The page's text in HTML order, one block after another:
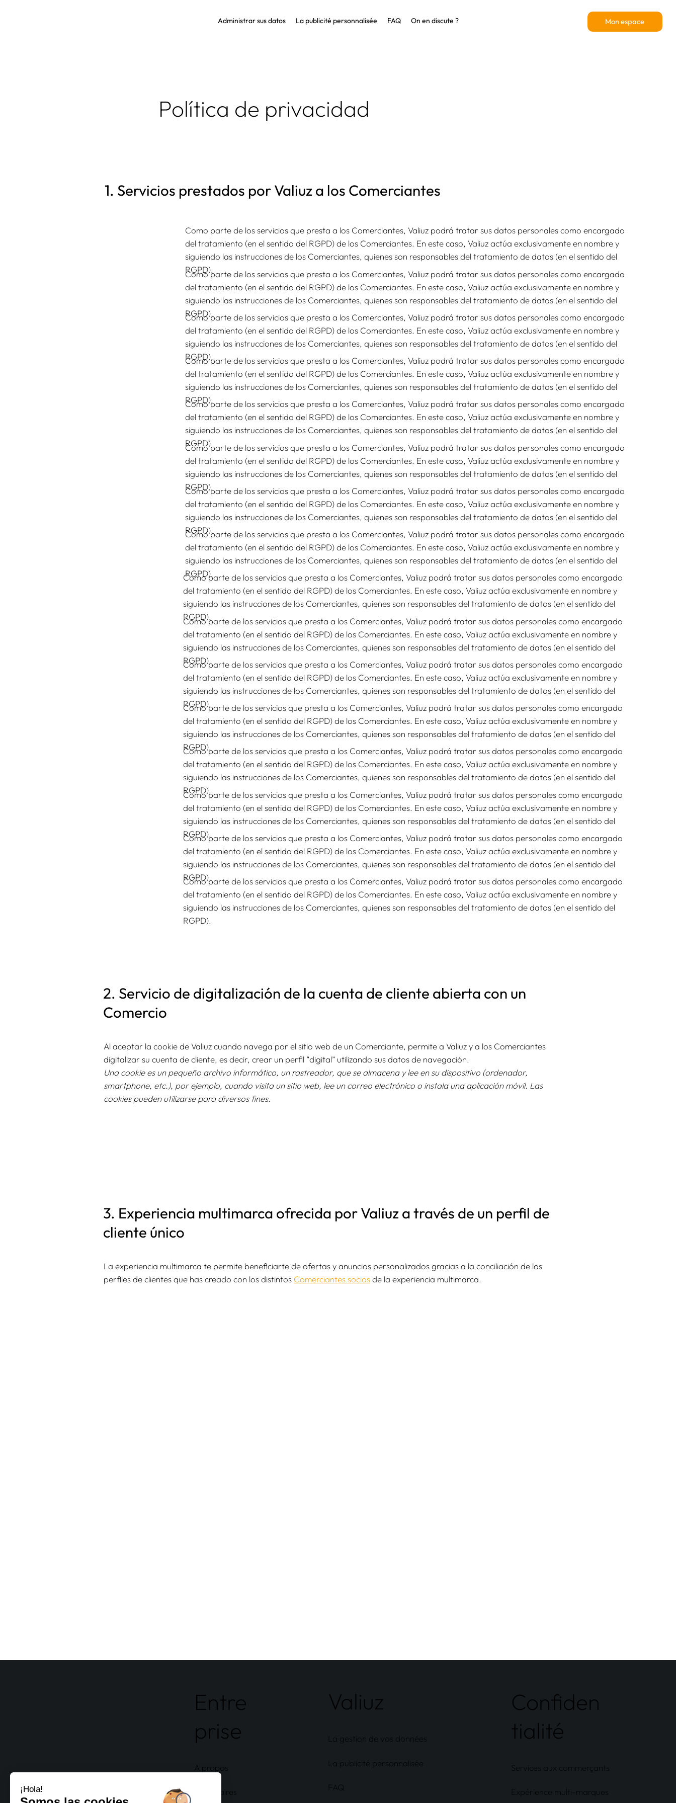
Administrar sus datos La publicité personnalisée FAQ On en discute ? Mon espace
Política de privacidad
1. Servicios prestados por Valiuz a los Comerciantes
Como parte de los servicios que presta a los Comerciantes, Valiuz podrá tratar sus datos personales como encargado
del tratamiento (en el sentido del RGPD) de los Comerciantes. En este caso, Valiuz actúa exclusivamente en nombre y
siguiendo las instrucciones de los Comerciantes, quienes son responsables del tratamiento de datos (en el sentido del
RGPD).
Como parte de los servicios que presta a los Comerciantes, Valiuz podrá tratar sus datos personales como encargado
del tratamiento (en el sentido del RGPD) de los Comerciantes. En este caso, Valiuz actúa exclusivamente en nombre y
siguiendo las instrucciones de los Comerciantes, quienes son responsables del tratamiento de datos (en el sentido del
RGPD).
Como parte de los servicios que presta a los Comerciantes, Valiuz podrá tratar sus datos personales como encargado
del tratamiento (en el sentido del RGPD) de los Comerciantes. En este caso, Valiuz actúa exclusivamente en nombre y
siguiendo las instrucciones de los Comerciantes, quienes son responsables del tratamiento de datos (en el sentido del
RGPD).
Como parte de los servicios que presta a los Comerciantes, Valiuz podrá tratar sus datos personales como encargado
del tratamiento (en el sentido del RGPD) de los Comerciantes. En este caso, Valiuz actúa exclusivamente en nombre y
siguiendo las instrucciones de los Comerciantes, quienes son responsables del tratamiento de datos (en el sentido del
RGPD).
Como parte de los servicios que presta a los Comerciantes, Valiuz podrá tratar sus datos personales como encargado
del tratamiento (en el sentido del RGPD) de los Comerciantes. En este caso, Valiuz actúa exclusivamente en nombre y
siguiendo las instrucciones de los Comerciantes, quienes son responsables del tratamiento de datos (en el sentido del
RGPD).
Como parte de los servicios que presta a los Comerciantes, Valiuz podrá tratar sus datos personales como encargado
del tratamiento (en el sentido del RGPD) de los Comerciantes. En este caso, Valiuz actúa exclusivamente en nombre y
siguiendo las instrucciones de los Comerciantes, quienes son responsables del tratamiento de datos (en el sentido del
RGPD).
Como parte de los servicios que presta a los Comerciantes, Valiuz podrá tratar sus datos personales como encargado
del tratamiento (en el sentido del RGPD) de los Comerciantes. En este caso, Valiuz actúa exclusivamente en nombre y
siguiendo las instrucciones de los Comerciantes, quienes son responsables del tratamiento de datos (en el sentido del
RGPD).
Como parte de los servicios que presta a los Comerciantes, Valiuz podrá tratar sus datos personales como encargado
del tratamiento (en el sentido del RGPD) de los Comerciantes. En este caso, Valiuz actúa exclusivamente en nombre y
siguiendo las instrucciones de los Comerciantes, quienes son responsables del tratamiento de datos (en el sentido del
RGPD).
Como parte de los servicios que presta a los Comerciantes, Valiuz podrá tratar sus datos personales como encargado
del tratamiento (en el sentido del RGPD) de los Comerciantes. En este caso, Valiuz actúa exclusivamente en nombre y
siguiendo las instrucciones de los Comerciantes, quienes son responsables del tratamiento de datos (en el sentido del
RGPD).
Como parte de los servicios que presta a los Comerciantes, Valiuz podrá tratar sus datos personales como encargado
del tratamiento (en el sentido del RGPD) de los Comerciantes. En este caso, Valiuz actúa exclusivamente en nombre y
siguiendo las instrucciones de los Comerciantes, quienes son responsables del tratamiento de datos (en el sentido del
RGPD).
Como parte de los servicios que presta a los Comerciantes, Valiuz podrá tratar sus datos personales como encargado
del tratamiento (en el sentido del RGPD) de los Comerciantes. En este caso, Valiuz actúa exclusivamente en nombre y
siguiendo las instrucciones de los Comerciantes, quienes son responsables del tratamiento de datos (en el sentido del
RGPD).
Como parte de los servicios que presta a los Comerciantes, Valiuz podrá tratar sus datos personales como encargado
del tratamiento (en el sentido del RGPD) de los Comerciantes. En este caso, Valiuz actúa exclusivamente en nombre y
siguiendo las instrucciones de los Comerciantes, quienes son responsables del tratamiento de datos (en el sentido del
RGPD).
Como parte de los servicios que presta a los Comerciantes, Valiuz podrá tratar sus datos personales como encargado
del tratamiento (en el sentido del RGPD) de los Comerciantes. En este caso, Valiuz actúa exclusivamente en nombre y
siguiendo las instrucciones de los Comerciantes, quienes son responsables del tratamiento de datos (en el sentido del
RGPD).
Como parte de los servicios que presta a los Comerciantes, Valiuz podrá tratar sus datos personales como encargado
del tratamiento (en el sentido del RGPD) de los Comerciantes. En este caso, Valiuz actúa exclusivamente en nombre y
siguiendo las instrucciones de los Comerciantes, quienes son responsables del tratamiento de datos (en el sentido del
RGPD).
Como parte de los servicios que presta a los Comerciantes, Valiuz podrá tratar sus datos personales como encargado
del tratamiento (en el sentido del RGPD) de los Comerciantes. En este caso, Valiuz actúa exclusivamente en nombre y
siguiendo las instrucciones de los Comerciantes, quienes son responsables del tratamiento de datos (en el sentido del
RGPD).
Como parte de los servicios que presta a los Comerciantes, Valiuz podrá tratar sus datos personales como encargado
del tratamiento (en el sentido del RGPD) de los Comerciantes. En este caso, Valiuz actúa exclusivamente en nombre y
siguiendo las instrucciones de los Comerciantes, quienes son responsables del tratamiento de datos (en el sentido del
RGPD).
2. Servicio de digitalización de la cuenta de cliente abierta con un
Comercio
Al aceptar la cookie de Valiuz cuando navega por el sitio web de un Comerciante, permite a Valiuz y a los Comerciantes
digitalizar su cuenta de cliente, es decir, crear un perfil “digital” utilizando sus datos de navegación.
Una cookie es un pequeño archivo informático, un rastreador, que se almacena y lee en su dispositivo (ordenador,
smartphone, etc.), por ejemplo, cuando visita un sitio web, lee un correo electrónico o instala una aplicación móvil. Las
cookies pueden utilizarse para diversos fines.
3. Experiencia multimarca ofrecida por Valiuz a través de un perfil de
cliente único
La experiencia multimarca te permite beneficiarte de ofertas y anuncios personalizados gracias a la conciliación de los
perfiles de clientes que has creado con los distintos Comerciantes sociosde la experiencia multimarca.
Entre
prise
A propos
Partenaires
Valiuz
La gestion de vos données
La publicité personnalisée
FAQ
Confiden
tialité
Services aux commerçants
Expérience multi-marques